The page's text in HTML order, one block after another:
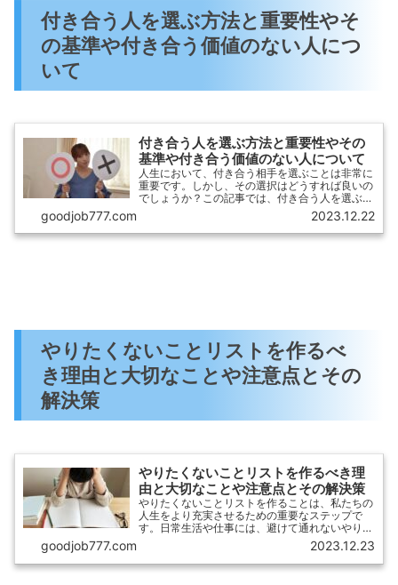
付き合う人を選ぶ方法と重要性やそ
の基準や付き合う価値のない人につ
いて
付き合う人を選ぶ方法と重要性やその
基準や付き合う価値のない人について
人生において、付き合う相手を選ぶことは非常に
重要です。しかし、その選択はどうすれば良いの
でしょうか？この記事では、付き合う人を選ぶ方
法とその重要性についてお話しします。また、ど
んな人と付き合うべきなのかを判断する基準や、
付き合う価値のない人についても考えていきま
goodjob777.com 2023.12.22
やりたくないことリストを作るべ
き理由と大切なことや注意点とその
解決策
やりたくないことリストを作るべき理
由と大切なことや注意点とその解決策
やりたくないことリストを作ることは、私たちの
人生をより充実させるための重要なステップで
す。日常生活や仕事には、避けて通れないやりた
くないことが存在します。しかし、それらを明確
にリストアップすることで、自分の目標や本当に
やりたいことに集中することができます。
goodjob777.com 2023.12.23